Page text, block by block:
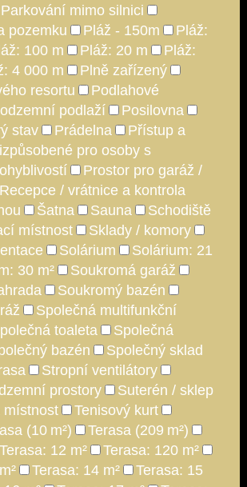
Parkování mimo silnici
pozemku
Pláž - 150m
Pláž:
100 m Pláž: 20 m
Pláž:
4 000 m
Plně zařízený
resortu
Podlahové
podlaží
Posilovna
stav
Prádelna
Přístup a
pro osoby s
Prostor pro garáž /
Recepce / vrátnice a kontrola
Šatna Sauna
Schodiště
místnost
Sklady / komory
Solárium
Solárium: 21
30 m²
Soukromá garáž
Soukromý bazén
Společná multifunkční
toaleta
Společná
bazén
Společný sklad
Stropní ventilátory
prostory
Suterén / sklep
místnost
Tenisový kurt
(10 m²)
Terasa (209 m²)
Terasa: 12 m²
Terasa: 120 m²
Terasa: 14 m²
Terasa: 15